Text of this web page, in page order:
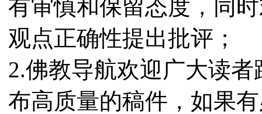
有审慎和保留态度，同
观点正确性提出批评；
2.佛教导航欢迎广大读
布高质量的稿件，如果